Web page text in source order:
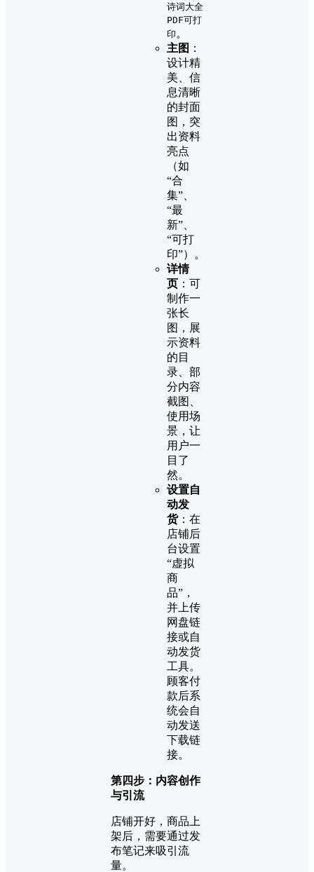
诗词大全
PDF可打
印 。
主图 ：
设计精
美、信
息清晰
的封面
图，突
出资料
亮点
（如
“合
集”、
“最
新”、
“可打
印”）。
详情
页 ：可
制作一
张长
图，展
示资料
的目
录、部
分内容
截图、
使用场
景，让
用户一
目了
然。
设置自
动发
货：在
店铺后
台设置
“虚拟
商
品”，
并上传
网盘链
接或自
动发货
工具。
顾客付
款后系
统会自
动发送
下载链
接。
第四步：内容创作
与引流
店铺开好，商品上
架后，需要通过发
布笔记来吸引流
量。